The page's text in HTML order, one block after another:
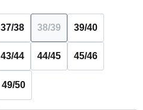
37/38 38/39 39/40
43/44 44/45 45/46
49/50